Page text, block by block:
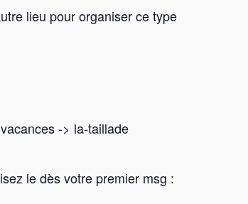
lieu pour organiser ce type
-> la-taillade
le dès votre premier msg :